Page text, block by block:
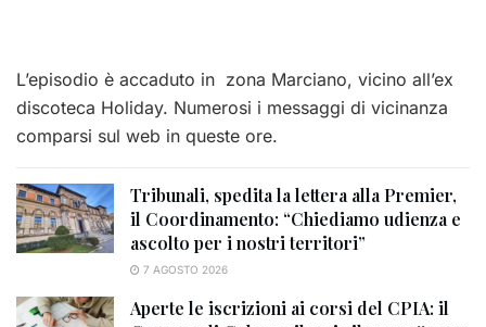
L’episodio è accaduto in zona Marciano, vicino all’ex
discoteca Holiday. Numerosi i messaggi di vicinanza
comparsi sul web in queste ore.
Tribunali, spedita la lettera alla Premier,
il Coordinamento: “Chiediamo udienza e
ascolto per i nostri territori”
7 AGOSTO 2026
Aperte le iscrizioni ai corsi del CPIA: il